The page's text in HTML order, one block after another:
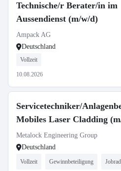
Technische/r Berater/in im
Aussendienst (m/w/d)
Ampack AG
Deutschland
Vollzeit
10.08.2026
Servicetechniker/
Mobiles Laser Cladding
Metalock Engineering Group
Deutschland
Vollzeit Gewinnbeteiligung Jobrad